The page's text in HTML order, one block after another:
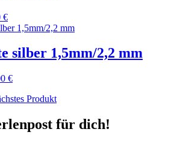
€
silber 1,5mm/2,2 mm
€
Produkt
für dich!